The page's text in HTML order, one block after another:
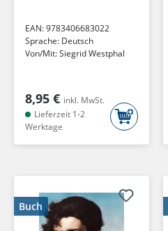
EAN:9783406683022
Sprache: Deutsch
Von/Mit:Siegrid Westphal
8,95 € inkl. MwSt.
Lieferzeit 1-2
Werktage
Buch